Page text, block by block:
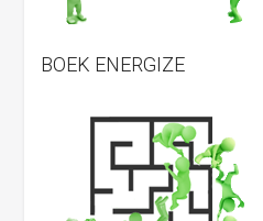
BOEK ENERGIZE